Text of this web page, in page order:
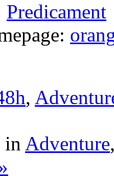
Predicament
,
in Adventure